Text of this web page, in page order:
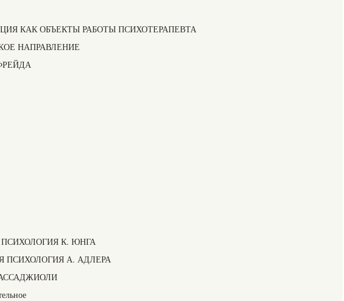
КАК ОБЪЕКТЫ РАБОТЫ ПСИХОТЕРАПЕВТА
НАПРАВЛЕНИЕ
К. ЮНГА
ПСИХОЛОГИЯ А. АДЛЕРА